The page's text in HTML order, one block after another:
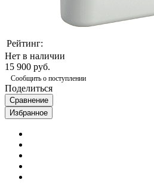
Рейтинг:
Нет в наличии
15 900 руб.
Сообщить о поступлении
Поделиться
Сравнение
Избранное